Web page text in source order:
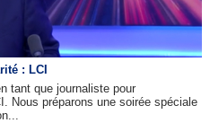
: LCI
tant que journaliste pour
Nous préparons une soirée spéciale